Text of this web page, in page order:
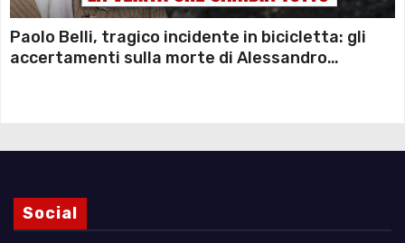
Paolo Belli, tragico incidente in bicicletta: gli
accertamenti sulla morte di Alessandro
Social